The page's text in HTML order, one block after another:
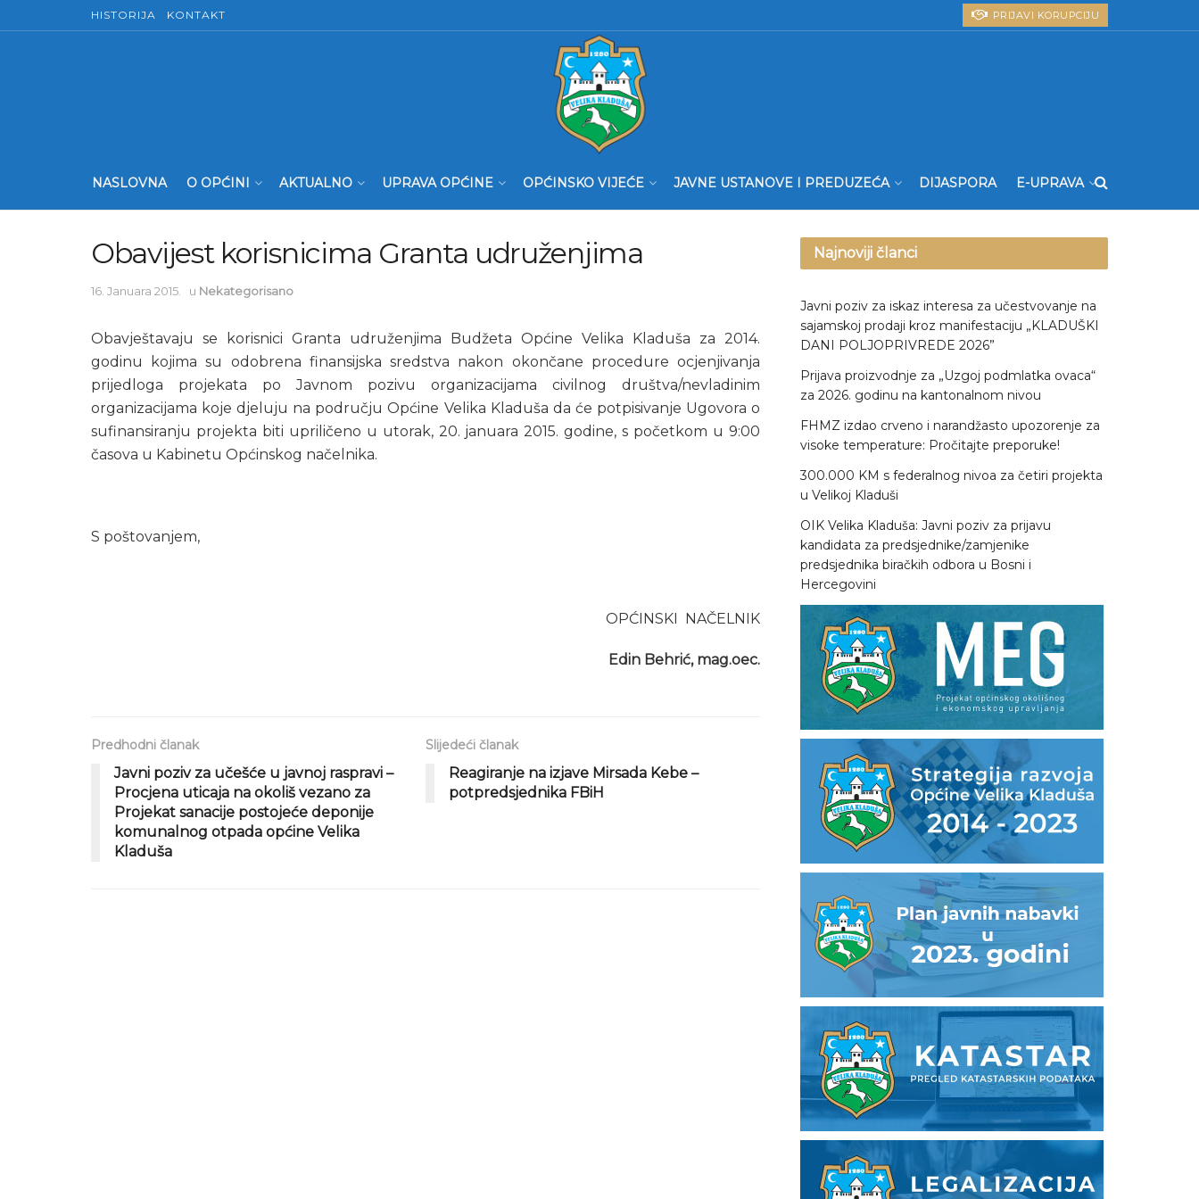
HISTORIJA KONTAKT PRIJAVI KORUPCIJU
NASLOVNA O OPĆINI AKTUALNO UPRAVA OPĆINE OPĆINSKO VIJEĆE JAVNE USTANOVE I PREDUZEĆA DIJASPORA E-UPRAVA
Obavijest korisnicima Granta udruženjima
16. Januara 2015. u Nekategorisano
Obavještavaju se korisnici Granta udruženjima Budžeta Općine Velika Kladuša za 2014.
godinu kojima su odobrena finansijska sredstva nakon okončane procedure ocjenjivanja
prijedloga projekata po Javnom pozivu organizacijama civilnog društva/nevladinim
organizacijama koje djeluju na području Općine Velika Kladuša da će potpisivanje Ugovora o
sufinansiranju projekta biti upriličeno u utorak, 20. januara 2015. godine, s početkom u 9:00
časova u Kabinetu Općinskog načelnika.
S poštovanjem,
OPĆINSKI NAČELNIK
Edin Behrić, mag.oec.
Predhodni članak
Javni poziv za učešće u javnoj raspravi –
Procjena uticaja na okoliš vezano za
Projekat sanacije postojeće deponije
komunalnog otpada općine Velika
Kladuša
Slijedeći članak
Reagiranje na izjave Mirsada Kebe –
potpredsjednika FBiH
Najnoviji članci
Javni poziv za iskaz interesa za učestvovanje na
sajamskoj prodaji kroz manifestaciju „KLADUŠKI
DANI POLJOPRIVREDE 2026”
Prijava proizvodnje za „Uzgoj podmlatka ovaca“
za 2026. godinu na kantonalnom nivou
FHMZ izdao crveno i narandžasto upozorenje za
visoke temperature: Pročitajte preporuke!
300.000 KM s federalnog nivoa za četiri projekta
u Velikoj Kladuši
OIK Velika Kladuša: Javni poziv za prijavu
kandidata za predsjednike/zamjenike
predsjednika biračkih odbora u Bosni i
Hercegovini